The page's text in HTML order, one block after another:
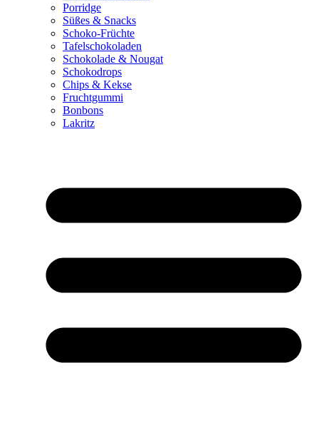
Porridge
Süßes & Snacks
Schoko-Früchte
Tafelschokoladen
Schokolade & Nougat
Schokodrops
Chips & Kekse
Fruchtgummi
Bonbons
Lakritz